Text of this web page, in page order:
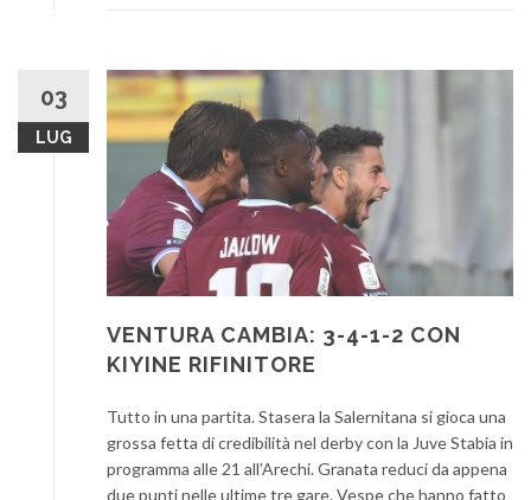
03
LUG
VENTURA CAMBIA: 3-4-1-2 CON
KIYINE RIFINITORE
Tutto in una partita. Stasera la Salernitana si gioca una
grossa fetta di credibilità nel derby con la Juve Stabia in
programma alle 21 all’Arechi. Granata reduci da appena
due punti nelle ultime tre gare. Vespe che hanno fatto